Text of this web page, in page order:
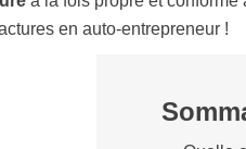
en auto-entrepreneur !